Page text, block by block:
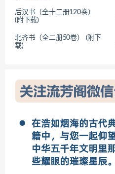
后汉书（全十二册120卷）
(附下载)
北齐书（全二册50卷） (附下
载)